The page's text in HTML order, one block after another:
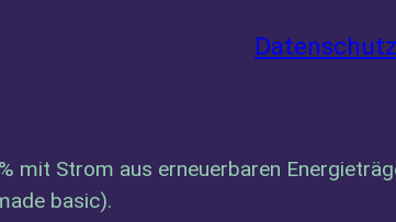
Datenschutz
mit Strom aus erneuerbaren
basic).